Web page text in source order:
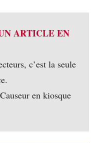
ARTICLE EN
c’est la seule
en kiosque